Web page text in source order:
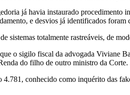
já havia instaurado procedimento
e desvios já identificados
sistemas totalmente rastreáveis, de
o sigilo fiscal da advogada Viviane
do filho de outro ministro da Corte.
4.781, conhecido como inquérito das